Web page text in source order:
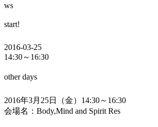
ws
start!
2016-03-25
14:30～16:30
other days
2016年3月25日（金）14:30～16:30
会場名：Body,Mind and Spirit Res